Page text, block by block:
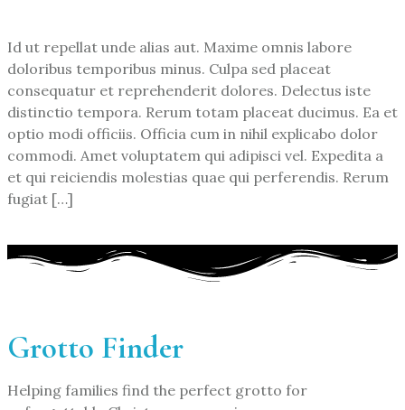
Id ut repellat unde alias aut. Maxime omnis labore
doloribus temporibus minus. Culpa sed placeat
consequatur et reprehenderit dolores. Delectus iste
distinctio tempora. Rerum totam placeat ducimus. Ea et
optio modi officiis. Officia cum in nihil explicabo dolor
commodi. Amet voluptatem qui adipisci vel. Expedita a
et qui reiciendis molestias quae qui perferendis. Rerum
fugiat […]
Grotto Finder
Helping families find the perfect grotto for